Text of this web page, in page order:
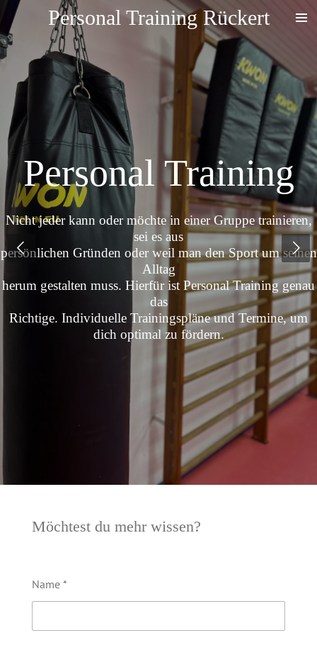
Zum
Hauptinhalt
springen
Personal Training Rückert
Personal Training
Nicht jeder kann oder möchte in einer Gruppe trainieren,
sei es aus
persönlichen Gründen oder weil man den Sport um seinen
Alltag
herum gestalten muss. Hierfür ist Personal Training genau
das
Richtige. Individuelle Trainingspläne und Termine, um
dich optimal zu fördern.
Möchtest du mehr wissen?
Name *